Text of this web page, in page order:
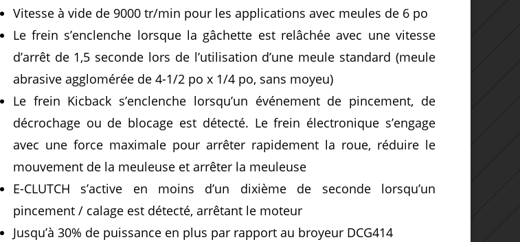
Vitesse à vide de 9000 tr/min pour les applications avec meules de 6 po
Le frein s’enclenche lorsque la gâchette est relâchée avec une vitesse
d’arrêt de 1,5 seconde lors de l’utilisation d’une meule standard (meule
abrasive agglomérée de 4-1/2 po x 1/4 po, sans moyeu)
Le frein Kicback s’enclenche lorsqu’un événement de pincement, de
décrochage ou de blocage est détecté. Le frein électronique s’engage
avec une force maximale pour arrêter rapidement la roue, réduire le
mouvement de la meuleuse et arrêter la meuleuse
E-CLUTCH s’active en moins d’un dixième de seconde lorsqu’un
pincement / calage est détecté, arrêtant le moteur
Jusqu’à 30% de puissance en plus par rapport au broyeur DCG414